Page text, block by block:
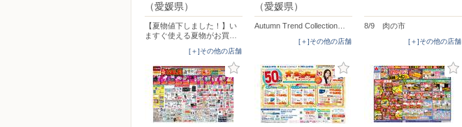
（愛媛県）
【夏物値下しました！】い
ますぐ使える夏物がお買…
[＋]その他の店舗
（愛媛県）
Autumn Trend Collection…
[＋]その他の店舗
8/9 肉の市
[＋]その他の店舗